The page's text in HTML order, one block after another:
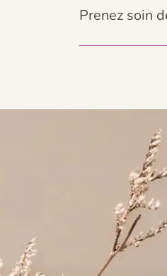
Prenez soin